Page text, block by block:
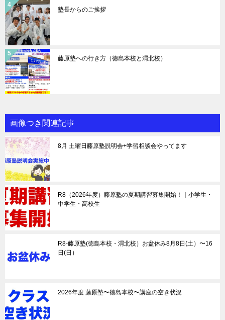
塾長からのご挨拶
藤原塾への行き方（徳島本校と渭北校）
画像つき関連記事
8月 土曜日藤原塾説明会+学習相談会やってます
R8（2026年度）藤原塾の夏期講習募集開始！｜小学生・
中学生・高校生
R8-藤原塾(徳島本校・渭北校）お盆休み8月8日(土）〜16
日(日）
2026年度 藤原塾〜徳島本校〜講座の空き状況